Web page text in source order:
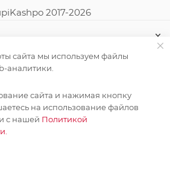
2017-2026
НА РАССЫЛКУ
сайта мы используем файлы
аналитики.
сайта и нажимая кнопку
на использование файлов
с нашей Политикой